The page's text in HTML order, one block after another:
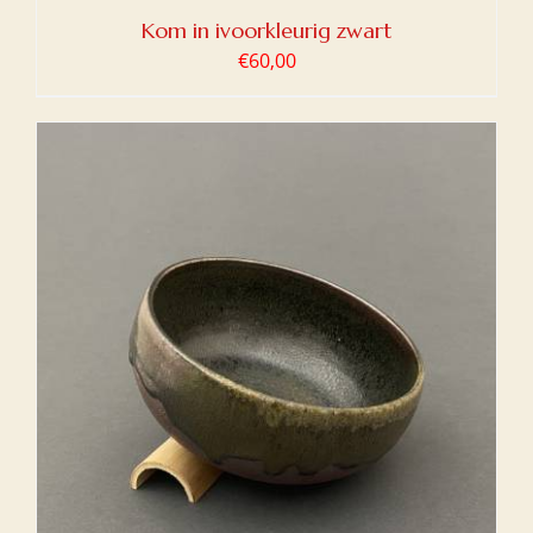
Kom in ivoorkleurig zwart
€60,00